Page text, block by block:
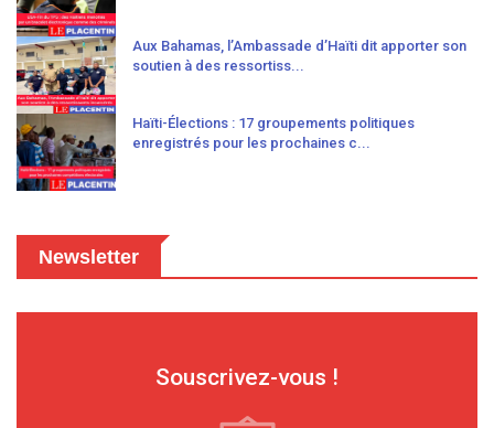
Aux Bahamas, l’Ambassade d’Haïti dit apporter son
soutien à des ressortiss...
Haïti-Élections : 17 groupements politiques
enregistrés pour les prochaines c...
Newsletter
Souscrivez-vous !